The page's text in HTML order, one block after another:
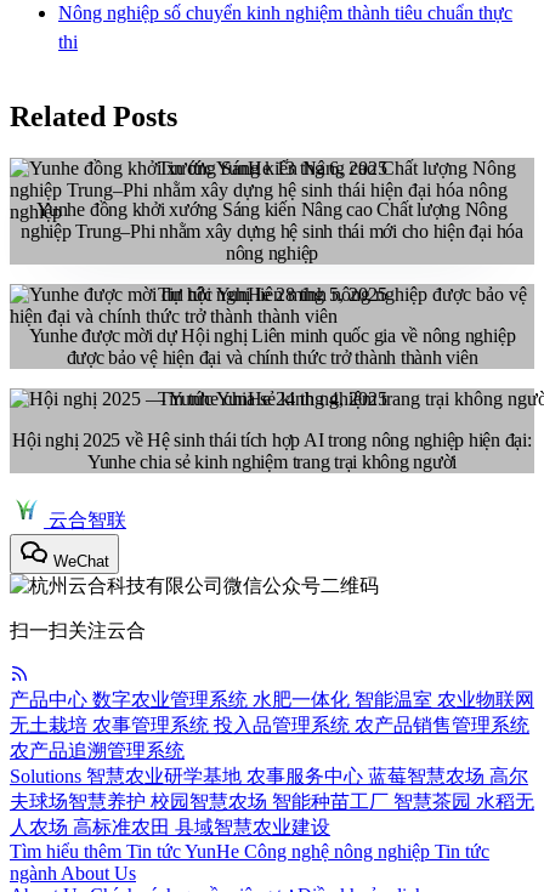
Nông nghiệp số chuyển kinh nghiệm thành tiêu chuẩn thực
thi
Related Posts
Tin tức YunHe 13 thg 6, 2025
Yunhe đồng khởi xướng Sáng kiến Nâng cao Chất lượng Nông
nghiệp Trung–Phi nhằm xây dựng hệ sinh thái mới cho hiện đại hóa
nông nghiệp
Tin tức YunHe 28 thg 5, 2025
Yunhe được mời dự Hội nghị Liên minh quốc gia về nông nghiệp
được bảo vệ hiện đại và chính thức trở thành thành viên
Tin tức YunHe 24 thg 4, 2025
Hội nghị 2025 về Hệ sinh thái tích hợp AI trong nông nghiệp hiện đại:
Yunhe chia sẻ kinh nghiệm trang trại không người
云合智联
WeChat
扫一扫关注云合
产品中心 数字农业管理系统 水肥一体化 智能温室 农业物联网
无土栽培 农事管理系统 投入品管理系统 农产品销售管理系统
农产品追溯管理系统
Solutions 智慧农业研学基地 农事服务中心 蓝莓智慧农场 高尔
夫球场智慧养护 校园智慧农场 智能种苗工厂 智慧茶园 水稻无
人农场 高标准农田 县域智慧农业建设
Tìm hiểu thêm Tin tức YunHe Công nghệ nông nghiệp Tin tức
ngành About Us